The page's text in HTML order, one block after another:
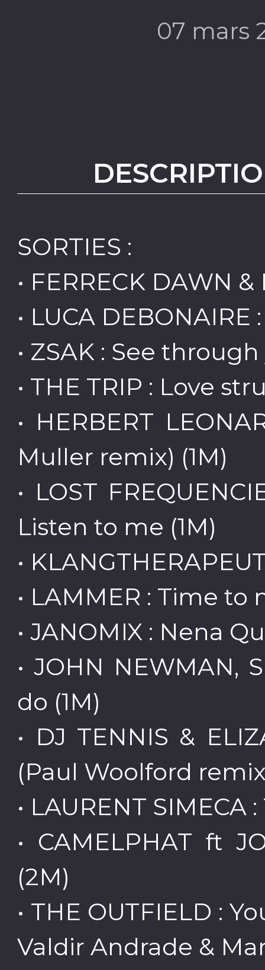
07 mars
SORTIES :
• FERRECK DAWN &
• LUCA
• ZSAK : See
• THE TRIP : Love
• HERBERT
Muller remix) (1M)
• LOST
Listen to me (1M)
•
• LAMMER : Time to
• JANOMIX : Nena
• JOHN NEWMAN,
do (1M)
• DJ TENNIS &
(Paul Woolford
• LAURENT
• CAMELPHAT ft
(2M)
• THE OUTFIELD :
Valdir Andrade &